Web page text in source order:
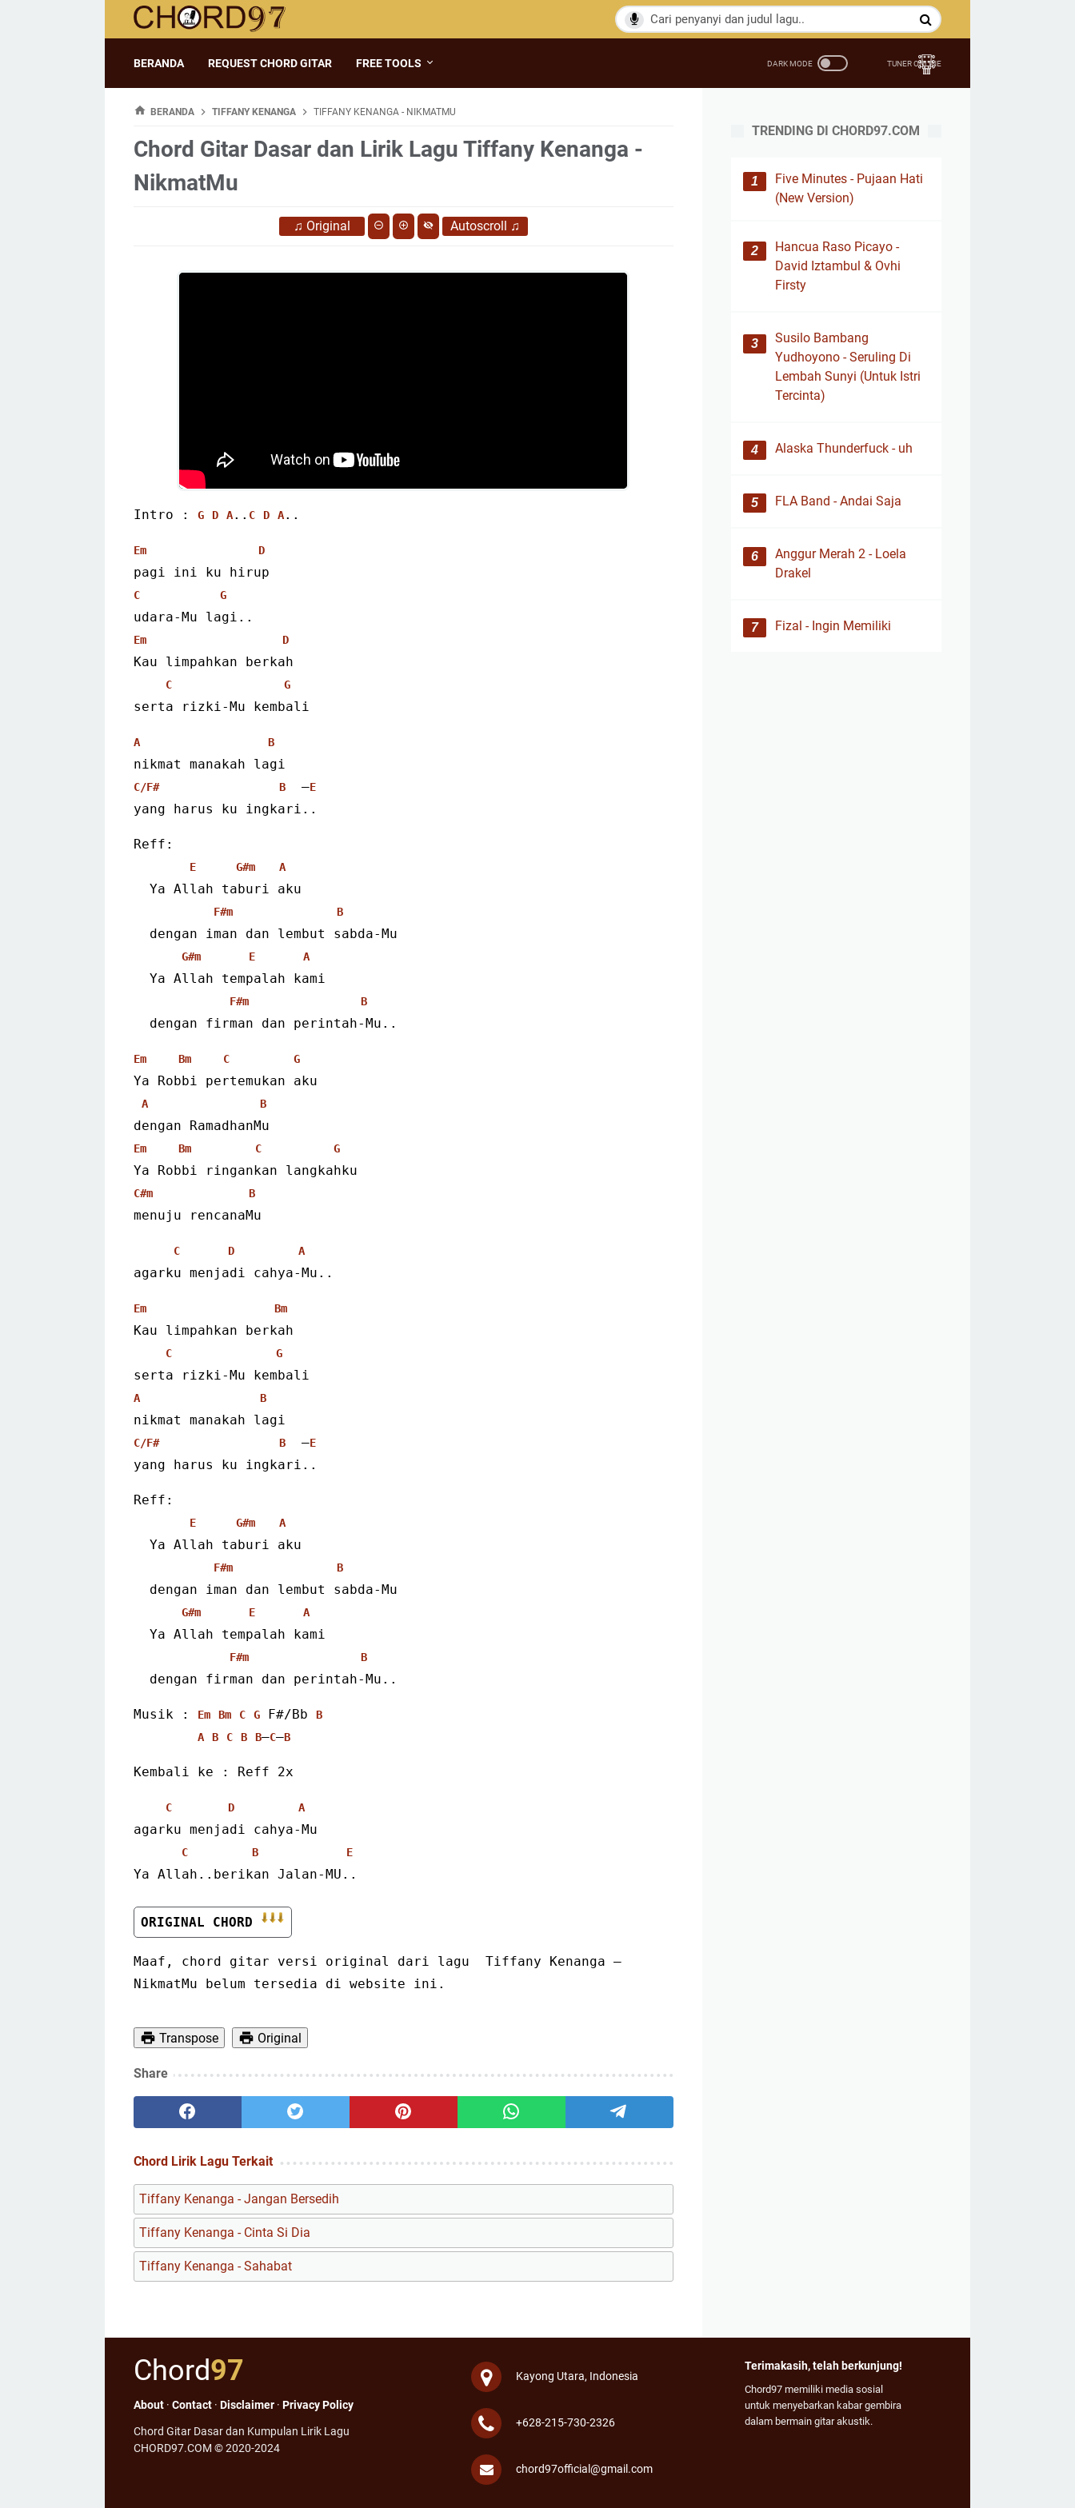
BERANDA REQUEST CHORD GITAR FREE TOOLS
BERANDA TIFFANY KENANGA TIFFANY KENANGA - NIKMATMU
Chord Gitar Dasar dan Lirik Lagu Tiffany Kenanga -
NikmatMu
♫ Original Autoscroll ♫
Intro : G D A.. C D A..
Em D
pagi ini ku hirup
C G
udara-Mu lagi..
Em D
Kau limpahkan berkah
C G
serta rizki-Mu kembali
A B
nikmat manakah lagi
C/F# B
  –
E
yang harus ku ingkari..
Reff:
E G#m A
  Ya Allah taburi aku
F#m B
  dengan iman dan lembut sabda-Mu
G#m E A
  Ya Allah tempalah kami
F#m B
  dengan firman dan perintah-Mu..
Em Bm C G
Ya Robbi pertemukan aku
A B
dengan RamadhanMu
Em Bm C G
Ya Robbi ringankan langkahku
C#m B
menuju rencanaMu
C D A
agarku menjadi cahya-Mu..
Em Bm
Kau limpahkan berkah
C G
serta rizki-Mu kembali
A B
nikmat manakah lagi
C/F# B
  –
E
yang harus ku ingkari..
Reff:
E G#m A
  Ya Allah taburi aku
F#m B
  dengan iman dan lembut sabda-Mu
G#m E A
  Ya Allah tempalah kami
F#m B
  dengan firman dan perintah-Mu..
Musik : Em Bm C G F#/Bb B
A
B C B B–C–B
Kembali ke : Reff 2x
C D A
agarku menjadi cahya-Mu
C B E
Ya Allah..berikan Jalan-MU..
ORIGINAL CHORD
Maaf, chord gitar versi original dari lagu  Tiffany Kenanga –
NikmatMu belum tersedia di website ini.
Transpose Original
Share
Chord Lirik Lagu Terkait
Tiffany Kenanga - Jangan Bersedih
Tiffany Kenanga - Cinta Si Dia
Tiffany Kenanga - Sahabat
TRENDING DI CHORD97.COM
Five Minutes - Pujaan Hati
(New Version)
Hancua Raso Picayo -
David Iztambul & Ovhi
Firsty
Susilo Bambang
Yudhoyono - Seruling Di
Lembah Sunyi (Untuk Istri
Tercinta)
Alaska Thunderfuck - uh
FLA Band - Andai Saja
Anggur Merah 2 - Loela
Drakel
Fizal - Ingin Memiliki
Chord97
About · Contact · Disclaimer · Privacy Policy
Chord Gitar Dasar dan Kumpulan Lirik Lagu
CHORD97.COM © 2020-2024
Kayong Utara, Indonesia
+628-215-730-2326
chord97official@gmail.com
Terimakasih, telah berkunjung!
Chord97 memiliki media sosial
untuk menyebarkan kabar gembira
dalam bermain gitar akustik.